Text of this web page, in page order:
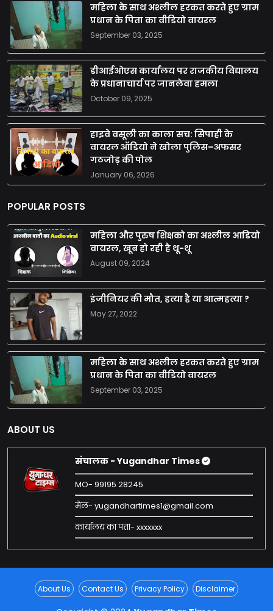
महिला के साथ अश्लील हरकत करते हुए ग्राम
प्रधान के पिता का वीडियो वायरल
September 03, 2025
डीआईओएस कार्यालय पर राजकीय विद्यालय
के प्रधानाचार्य पर जानलेवा हमला
October 09, 2025
हाइवे वसूली का काला सच: सिपाही के
वायरल ऑडियो ने खोला पुलिस–अफसर
गठजोड़ की पोल
January 06, 2026
POPULAR POSTS
महिला और पुरुष शिक्षको का अश्लील आडियो
वायरल, खूब हो रही है थू-थू
August 09, 2024
इंजीनियर की मौत, हत्या है या आत्महत्या ?
May 27, 2022
महिला के साथ अश्लील हरकत करते हुए ग्राम
प्रधान के पिता का वीडियो वायरल
September 03, 2025
ABOUT US
संचालक - Yugandhar Times
MO- 99195 28245
मेल- yugandhartimes1@gmail.com
कार्यालय का पता- xxxxxxx
About Us Contact Us Privacy Policy Disclaimer